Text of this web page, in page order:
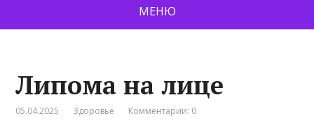
МЕНЮ
Липома на лице
05.04.2025 Здоровье Комментарии: 0